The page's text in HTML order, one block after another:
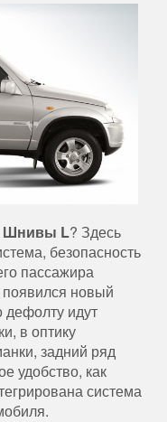
Шнивы L? Здесь
безопасность
пассажира
появился новый
идут
в оптику
задний ряд
удобство, как
система